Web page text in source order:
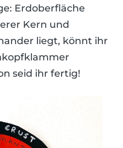
Erdoberfläche
Kern und
liegt, könnt ihr
seid ihr fertig!